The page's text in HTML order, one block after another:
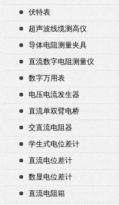
伏特表
超声波线缆测高仪
导体电阻测量夹具
直流数字电阻测量仪
数字万用表
电压电流发生器
直流单双臂电桥
交直流电阻器
学生式电位差计
直流电位差计
数显电位差计
直流电阻箱